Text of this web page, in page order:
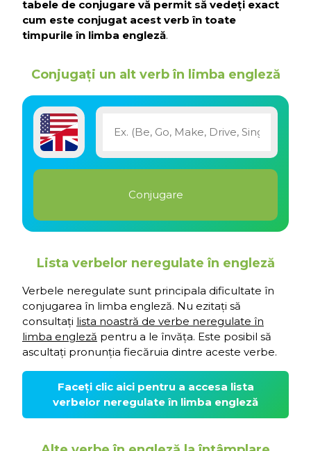
tabele de conjugare vă permit să vedeți exact
cum este conjugat acest verb în toate
timpurile în limba engleză.
Conjugați un alt verb în limba engleză
Lista verbelor neregulate în engleză
Verbele neregulate sunt principala dificultate în
conjugarea în limba engleză. Nu ezitați să
consultați lista noastră de verbe neregulate în
limba engleză pentru a le învăța. Este posibil să
ascultați pronunția fiecăruia dintre aceste verbe.
Faceți clic aici pentru a accesa lista
verbelor neregulate în limba engleză